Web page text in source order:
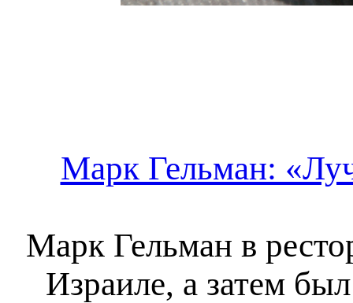
Марк Гельман:
Марк Гельман в
Израиле, а затем